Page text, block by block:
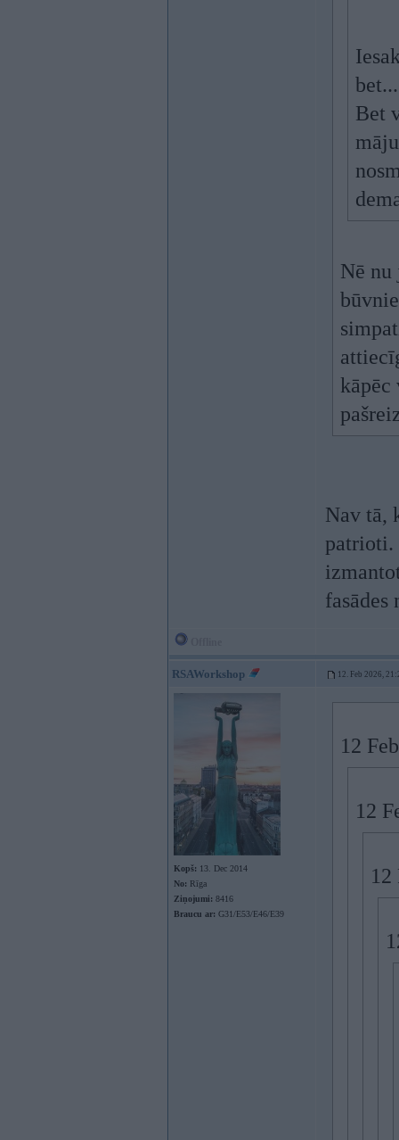
bet...
Bet
Nē nu
kāpēc
Nav tā,
patrioti.
fasādes
RSAWorkshop 12. Feb 2026,
Kopš: 13. Dec 2014
No: Rīga
Ziņojumi: 8416
Braucu ar: G31/E53/E46/E39
12
12
12